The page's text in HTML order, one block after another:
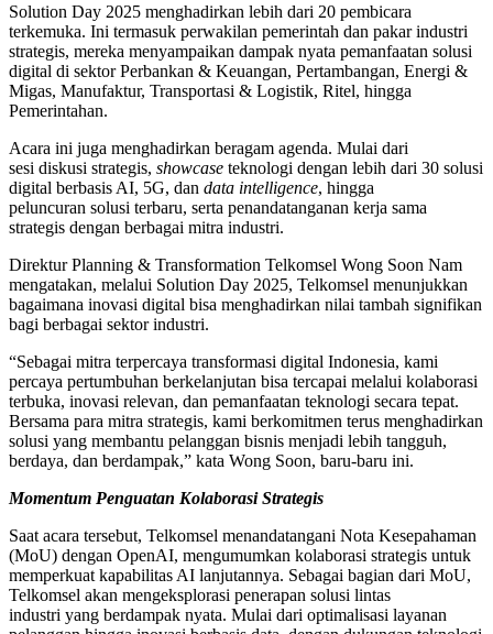
Solution Day 2025 menghadirkan lebih dari 20 pembicara
terkemuka. Ini termasuk perwakilan pemerintah dan pakar industri
strategis, mereka menyampaikan dampak nyata pemanfaatan solusi
digital di sektor Perbankan & Keuangan, Pertambangan, Energi &
Migas, Manufaktur, Transportasi & Logistik, Ritel, hingga
Pemerintahan.
Acara ini juga menghadirkan beragam agenda. Mulai dari
sesi diskusi strategis, showcase teknologi dengan lebih dari 30 solusi
digital berbasis AI, 5G, dan data intelligence, hingga
peluncuran solusi terbaru, serta penandatanganan kerja sama
strategis dengan berbagai mitra industri.
Direktur Planning & Transformation Telkomsel Wong Soon Nam
mengatakan, melalui Solution Day 2025, Telkomsel menunjukkan
bagaimana inovasi digital bisa menghadirkan nilai tambah signifikan
bagi berbagai sektor industri.
“Sebagai mitra terpercaya transformasi digital Indonesia, kami
percaya pertumbuhan berkelanjutan bisa tercapai melalui kolaborasi
terbuka, inovasi relevan, dan pemanfaatan teknologi secara tepat.
Bersama para mitra strategis, kami berkomitmen terus menghadirkan
solusi yang membantu pelanggan bisnis menjadi lebih tangguh,
berdaya, dan berdampak,” kata Wong Soon, baru-baru ini.
Momentum Penguatan Kolaborasi Strategis
Saat acara tersebut, Telkomsel menandatangani Nota Kesepahaman
(MoU) dengan OpenAI, mengumumkan kolaborasi strategis untuk
memperkuat kapabilitas AI lanjutannya. Sebagai bagian dari MoU,
Telkomsel akan mengeksplorasi penerapan solusi lintas
industri yang berdampak nyata. Mulai dari optimalisasi layanan